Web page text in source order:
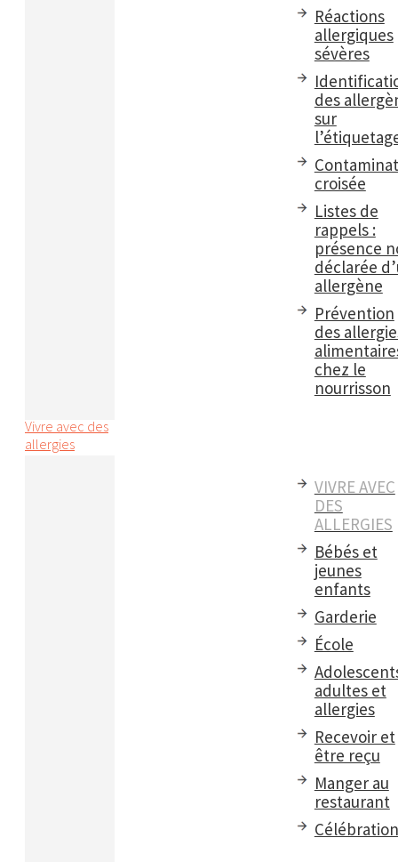
Réactions
allergiques
sévères
des
sur
croisée
Listes de
rappels :
présence
déclarée
allergène
Prévention
des
chez le
nourrisson
Vivre avec des
allergies
VIVRE AVEC
DES
ALLERGIES
Bébés et
jeunes
enfants
Garderie
École
adultes et
allergies
Recevoir et
être reçu
Manger au
restaurant